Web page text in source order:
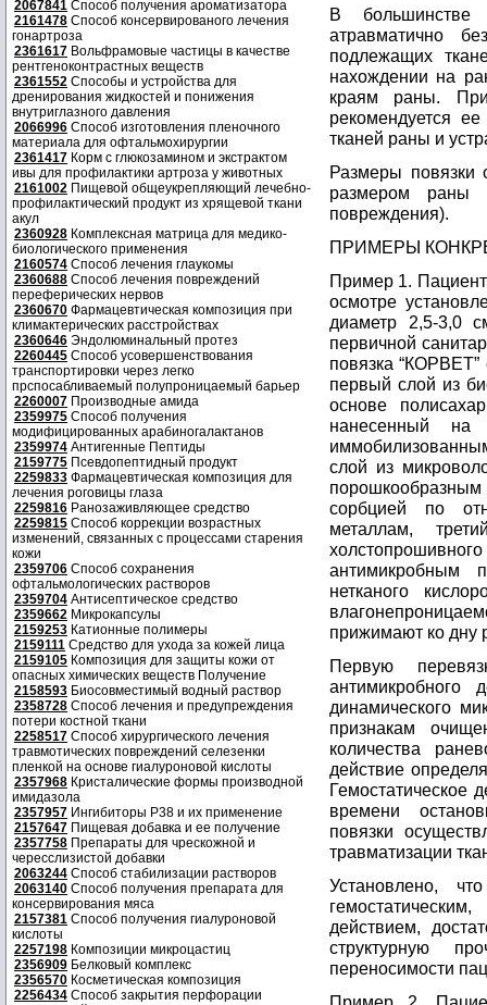
2067841 Способ получения ароматизатора
2161478 Способ консервированого лечения
гонартроза
2361617 Вольфрамовые частицы в качестве
рентгеноконтрастных веществ
2361552 Способы и устройства для
дренирования жидкостей и понижения
внутриглазного давления
2066996 Способ изготовления пленочного
материала для офтальмохирургии
2361417 Корм с глюкозамином и экстрактом
ивы для профилактики артроза у животных
2161002 Пищевой общеукрепляющий лечебно-
профилактический продукт из хрящевой ткани
акул
2360928 Комплексная матрица для медико-
биологического применения
2160574 Способ лечения глаукомы
2360688 Способ лечения повреждений
переферических нервов
2360670 Фармацевтическая композиция при
климактерических расстройствах
2360646 Эндолюминальный протез
2260445 Способ усовершенствования
транспортировки через легко
прспосабливаемый полупроницаемый барьер
2260007 Производные амида
2359975 Способ получения
модифицированных арабиногалактанов
2359974 Антигенные Пептиды
2159775 Псевдопептидный продукт
2259833 Фармацевтическая композиция для
лечения роговицы глаза
2259816 Ранозаживляющее средство
2259815 Способ коррекции возрастных
изменений, связанных с процессами старения
кожи
2359706 Способ сохранения
офтальмологических растворов
2359704 Антисептическое средство
2359662 Микрокапсулы
2159253 Катионные полимеры
2159111 Средство для ухода за кожей лица
2159105 Композиция для защиты кожи от
опасных химических веществ Получение
2158593 Биосовместимый водный раствор
2358728 Способ лечения и предупреждения
потери костной ткани
2258517 Способ хирургического лечения
травмотических повреждений селезенки
пленкой на основе гиалуроновой кислоты
2357968 Кристалические формы производной
имидазола
2357957 Ингибиторы P38 и их применение
2157647 Пищевая добавка и ее получение
2357758 Препараты для чрескожной и
чересслизистой добавки
2063244 Способ стабилизации растворов
2063140 Способ получения препарата для
консервирования мяса
2157381 Способ получения гиалуроновой
кислоты
2257198 Композиции микроцастиц
2356909 Белковый комплекс
2356570 Косметическая композиция
2256434 Способ закрытия перфорации
В
атравматично
подлежащих
нахождении на
краям раны.
рекомендуется
тканей раны и
Размеры повязки
размером раны
повреждения).
ПРИМЕРЫ
Пример 1.
осмотре
диаметр 2,5-3,0
первичной
повязка
первый слой из
основе
нанесенный на
слой из
сорбцией по
металлам,
антимикробным
нетканого
прижимают ко дну
Первую
антимикробного
динамического
признакам
количества
действие
Гемостатическое
времени
повязки
травматизации
Установлено,
действием,
структурную
переносимости